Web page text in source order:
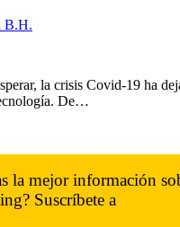
B.H.
la crisis Covid-19 ha
De…
la mejor información
Suscríbete a